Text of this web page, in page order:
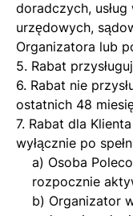
doradczych,
urzędowych,
Organizatora lub
5. Rabat
6. Rabat nie
ostatnich 48
7. Rabat dla
wyłącznie po
a) Osoba
rozpocznie
b) Organizator